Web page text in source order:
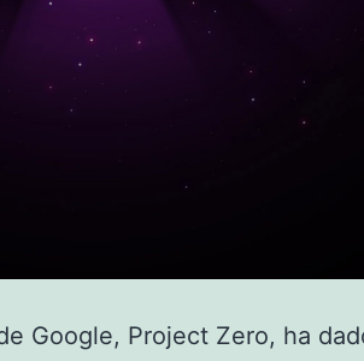
Google, Project Zero, ha